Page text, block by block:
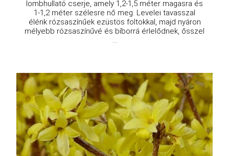
lombhullató cserje, amely 1,2-1,5 méter magasra és
1-1,2 méter szélesre nő meg. Levelei tavasszal
élénk rózsaszínűek ezüstös foltokkal, majd nyáron
mélyebb rózsaszínűvé és bíborrá érlelődnek, ősszel
...